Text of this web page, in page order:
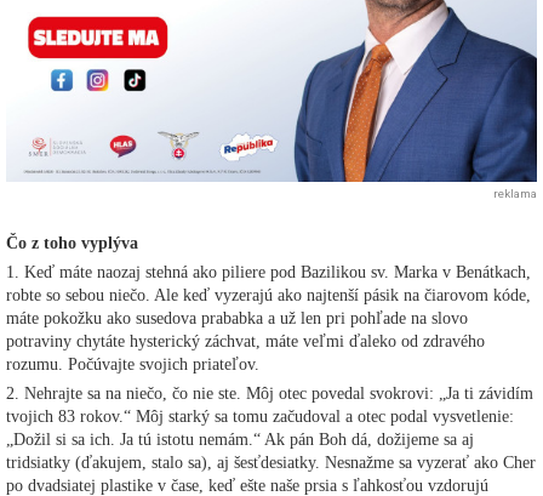
reklama
Čo z toho vyplýva
1. Keď máte naozaj stehná ako piliere pod Bazilikou sv. Marka v Benátkach,
robte so sebou niečo. Ale keď vyzerajú ako najtenší pásik na čiarovom kóde,
máte pokožku ako susedova prababka a už len pri pohľade na slovo
potraviny chytáte hysterický záchvat, máte veľmi ďaleko od zdravého
rozumu. Počúvajte svojich priateľov.
2. Nehrajte sa na niečo, čo nie ste. Môj otec povedal svokrovi: „Ja ti závidím
tvojich 83 rokov.“ Môj starký sa tomu začudoval a otec podal vysvetlenie:
„Dožil si sa ich. Ja tú istotu nemám.“ Ak pán Boh dá, dožijeme sa aj
tridsiatky (ďakujem, stalo sa), aj šesťdesiatky. Nesnažme sa vyzerať ako Cher
po dvadsiatej plastike v čase, keď ešte naše prsia s ľahkosťou vzdorujú